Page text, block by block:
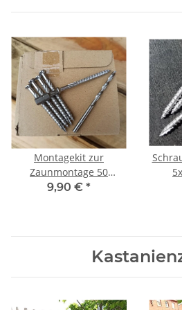
Montagekit zur
Zaunmontage 50
Schrauben, Bit, Bohrer.
9,90 € *